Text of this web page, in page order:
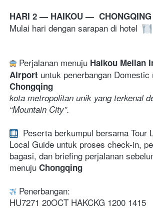
HARI 2 — HAIKOU —
Mulai hari dengan sarapan di hotel
Perjalanan menuju Haikou Meilan
Airport
Chongqing
kota metropolitan unik yang terkenal
“Mountain City”.
Peserta berkumpul bersama Tour
Local Guide untuk proses check-in,
bagasi, dan briefing perjalanan
menuju Chongqing
Penerbangan:
HU7271 20OCT HAKCKG 1200 1415